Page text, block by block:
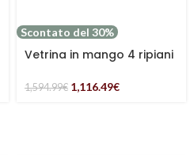
Scontato del 30%
Vetrina in mango 4 ripiani
1,594.99€ 1,116.49€